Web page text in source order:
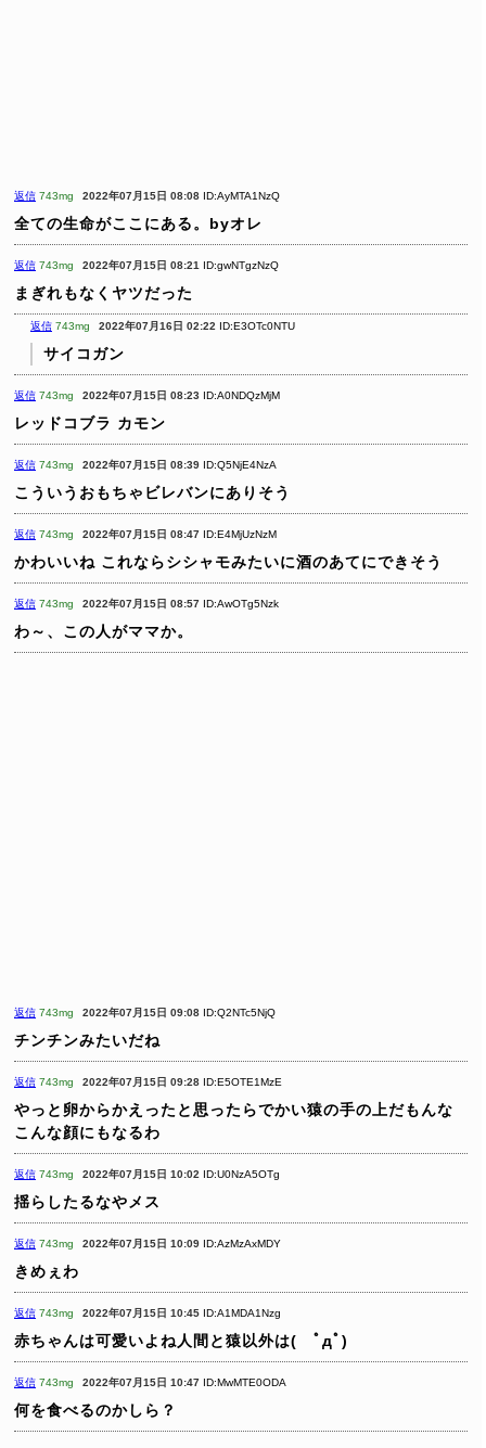
返信 743mg 2022年07月15日 08:08 ID:AyMTA1NzQ
全ての生命がここにある。byオレ
返信 743mg 2022年07月15日 08:21 ID:gwNTgzNzQ
まぎれもなくヤツだった
返信 743mg 2022年07月16日 02:22 ID:E3OTc0NTU
サイコガン
返信 743mg 2022年07月15日 08:23 ID:A0NDQzMjM
レッドコブラ カモン
返信 743mg 2022年07月15日 08:39 ID:Q5NjE4NzA
こういうおもちゃビレバンにありそう
返信 743mg 2022年07月15日 08:47 ID:E4MjUzNzM
かわいいね これならシシャモみたいに酒のあてにできそう
返信 743mg 2022年07月15日 08:57 ID:AwOTg5Nzk
わ～、この人がママか。
返信 743mg 2022年07月15日 09:08 ID:Q2NTc5NjQ
チンチンみたいだね
返信 743mg 2022年07月15日 09:28 ID:E5OTE1MzE
やっと卵からかえったと思ったらでかい猿の手の上だもんな
こんな顔にもなるわ
返信 743mg 2022年07月15日 10:02 ID:U0NzA5OTg
揺らしたるなやメス
返信 743mg 2022年07月15日 10:09 ID:AzMzAxMDY
きめぇわ
返信 743mg 2022年07月15日 10:45 ID:A1MDA1Nzg
赤ちゃんは可愛いよね人間と猿以外は( ﾟдﾟ)
返信 743mg 2022年07月15日 10:47 ID:MwMTE0ODA
何を食べるのかしら？